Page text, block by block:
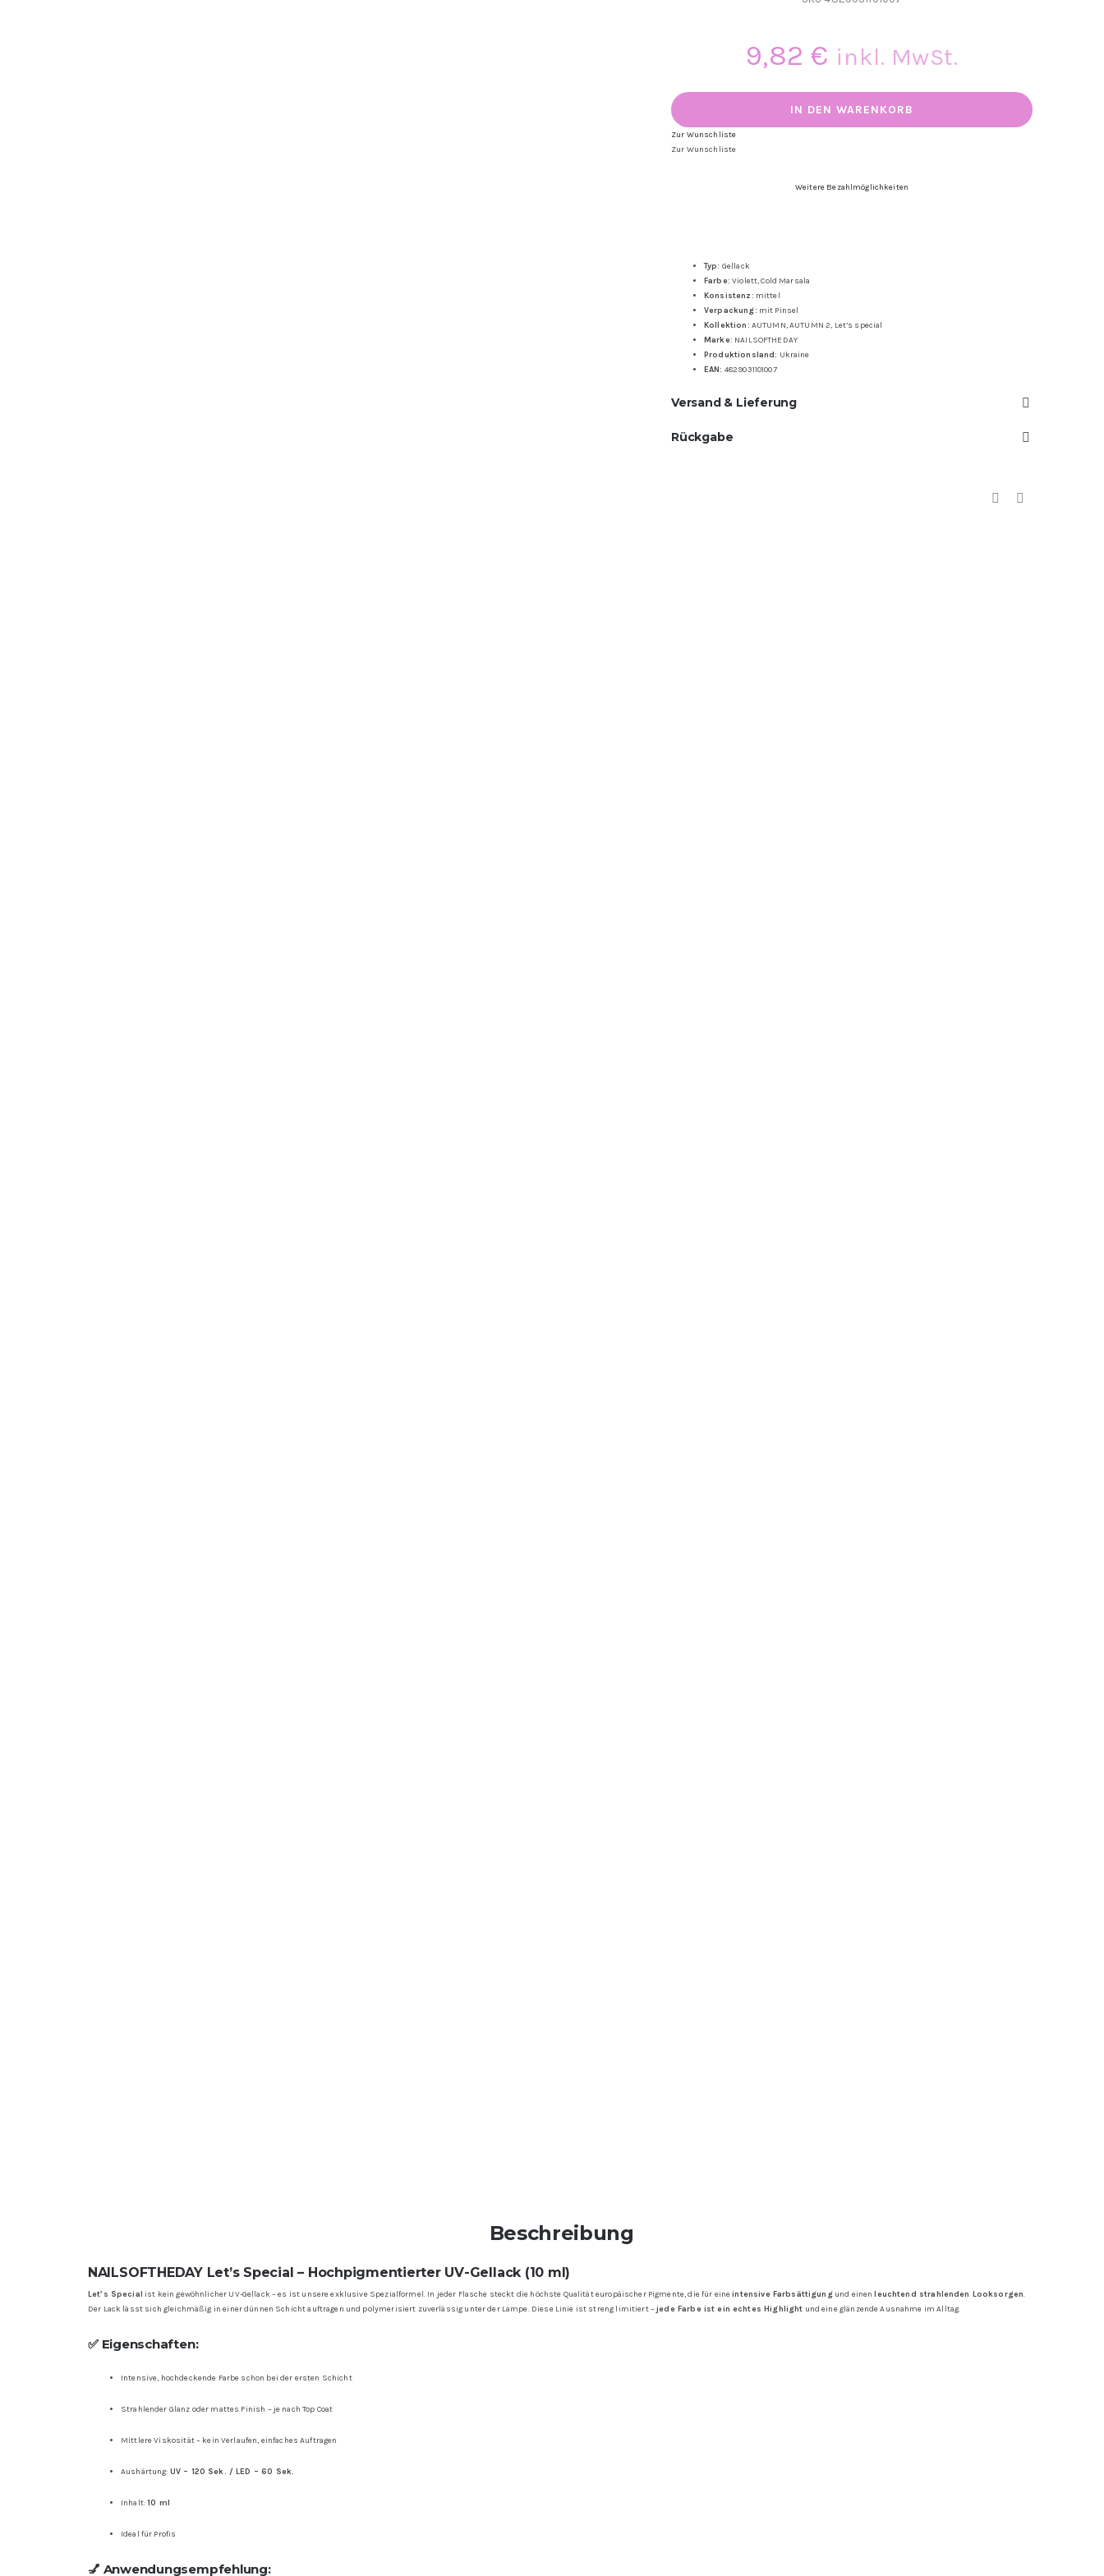
9,82€ inkl. MwSt.
Marsala-
Menge
IN DEN WARENKORB
Zur Wunschliste
Zur Wunschliste
Weitere Bezahlmöglichkeiten
Typ: Gellack
Farbe: Violett, Cold Marsala
Konsistenz: mittel
Verpackung: mit Pinsel
Kollektion: AUTUMN, AUTUMN 2, Let’s special
Marke: NAILSOFTHEDAY
Produktionsland: Ukraine
EAN: 4829031101007
Versand & Lieferung
Rückgabe
Beschreibung
NAILSOFTHEDAY Let’s Special – Hochpigmentierter UV-Gellack (10 ml)
Let’s Special ist kein gewöhnlicher UV-Gellack – es ist unsere exklusive Spezialformel. In jeder Flasche steckt die höchste Qualität europäischer Pigmente, die für eineintensive Farbsättigungund einenleuchtend strahlenden Looksorgen.
Der Lack lässt sich gleichmäßig in einer dünnen Schicht auftragen und polymerisiert zuverlässig unter der Lampe. Diese Linie ist streng limitiert –jede Farbe ist ein echtes Highlight und eine glänzende Ausnahme im Alltag.
✅ Eigenschaften:
Intensive, hochdeckende Farbe schon bei der ersten Schicht
Strahlender Glanz oder mattes Finish – je nach Top Coat
Mittlere Viskosität – kein Verlaufen, einfaches Auftragen
Aushärtung: UV – 120 Sek. / LED – 60 Sek.
Inhalt:10 ml
Ideal für Profis
💅 Anwendungsempfehlung: